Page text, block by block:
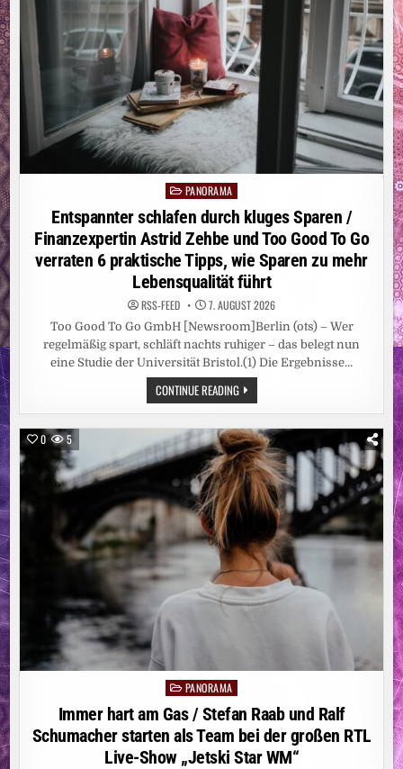
Posted
in
PANORAMA
Entspannter schlafen durch kluges Sparen /
Finanzexpertin Astrid Zehbe und Too Good To Go
verraten 6 praktische Tipps, wie Sparen zu mehr
Lebensqualität führt
RSS-FEED 7. AUGUST 2026
Too Good To Go GmbH [Newsroom]Berlin (ots) – Wer
regelmäßig spart, schläft nachts ruhiger – das belegt nun
eine Studie der Universität Bristol.(1) Die Ergebnisse…
CONTINUE READINGENTSPANNTER
SCHLAFEN
DURCH
SPAREN
/
FINANZEXPERTIN
ASTRID
ZEHBE
UND
TOO
GOOD
GO
VERRATEN
6
PRAKTISCHE
TIPPS,
WIE
SPAREN
0 5
Posted
in
PANORAMA
Immer hart am Gas / Stefan Raab und Ralf
Schumacher starten als Team bei der großen RTL
Live-Show „Jetski Star WM“